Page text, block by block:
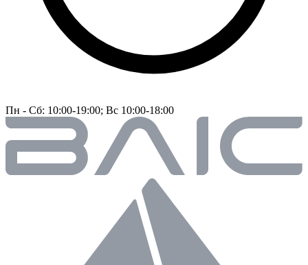
Пн - Сб: 10:00-19:00; Вс 10:00-18:00